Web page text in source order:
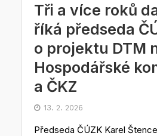
Tři a více roků
říká předseda
o projektu DTM
Hospodářské
a ČKZ
13. 2. 2026
Předseda ČÚZK Karel